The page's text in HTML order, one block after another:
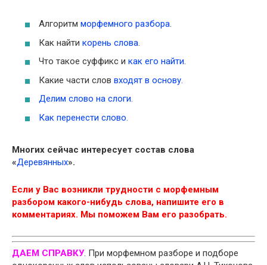
Алгоритм морфемного разбора.
Как найти корень слова.
Что такое суффикс и как его найти.
Какие части слов входят в основу.
Делим слово на слоги.
Как перенести слово.
Многих сейчас интересует состав слова
«Деревянных».
Если у Вас возникли трудности с морфемным
разбором какого-нибудь слова, напишите его в
комментариях. Мы поможем Вам его разобрать.
ДАЕМ СПРАВКУ. При морфемном разборе и подборе